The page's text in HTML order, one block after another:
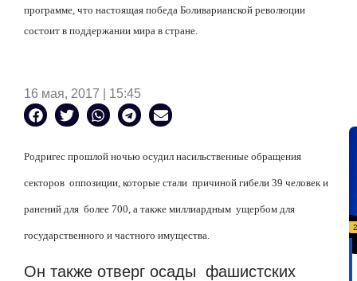
программе, что настоящая победа Боливарианской революции
состоит в поддержании мира в стране.
16 мая, 2017 | 15:45
Родригес прошлой ночью осудил насильственные обращения
секторов оппозиции, которые стали причиной гибели 39 человек и
ранений для более 700, а также миллиардным ущербом для
государственного и частного имущества.
Он также отверг осады фашистских